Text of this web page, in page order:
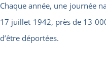
Chaque année, une journée
17 juillet 1942, près de 13
d’être déportées.